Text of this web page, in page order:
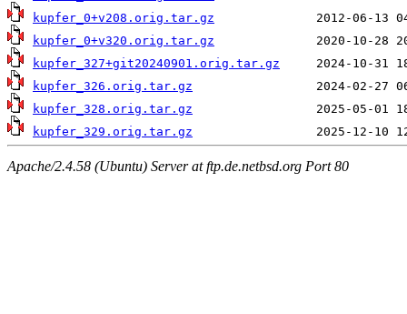
kupfer_0+v208.orig.tar.gz
kupfer_0+v320.orig.tar.gz
kupfer_327+git20240901.orig.tar.gz
kupfer_326.orig.tar.gz
kupfer_328.orig.tar.gz
kupfer_329.orig.tar.gz
Apache/2.4.58 (Ubuntu) Server at ftp.de.netbsd.org Port 80